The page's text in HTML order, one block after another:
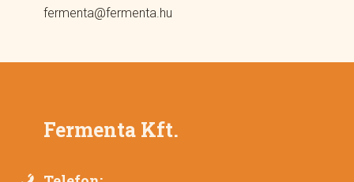
fermenta@fermenta.hu
Fermenta Kft.